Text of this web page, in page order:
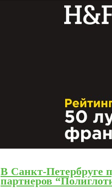
В Санкт-Петербруге
партнеров